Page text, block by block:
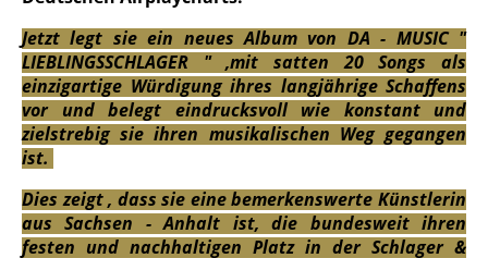
Jetzt legt sie ein neues Album von DA - MUSIC "
LIEBLINGSSCHLAGER " ,mit satten 20 Songs als
einzigartige Würdigung ihres langjährige Schaffens
vor und belegt eindrucksvoll wie konstant und
zielstrebig sie ihren musikalischen Weg gegangen
ist.
Dies zeigt , dass sie eine bemerkenswerte Künstlerin
aus Sachsen - Anhalt ist, die bundesweit ihren
festen und nachhaltigen Platz in der Schlager &